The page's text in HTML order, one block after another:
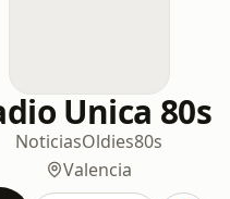
Unica 80s
NoticiasOldies80s
Valencia